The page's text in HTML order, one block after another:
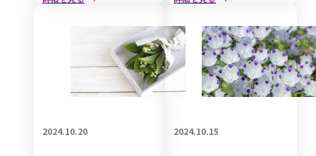
2024.10.20 2024.10.15